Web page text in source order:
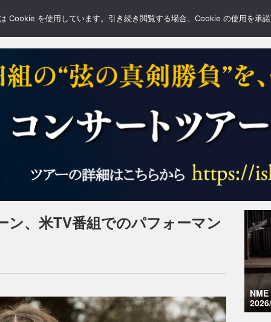
BLOGS FEATURE
ン、米TV番組でのパフォーマン
Cookie を使用しています。引き続き閲覧する場合、Cookie の使用を承